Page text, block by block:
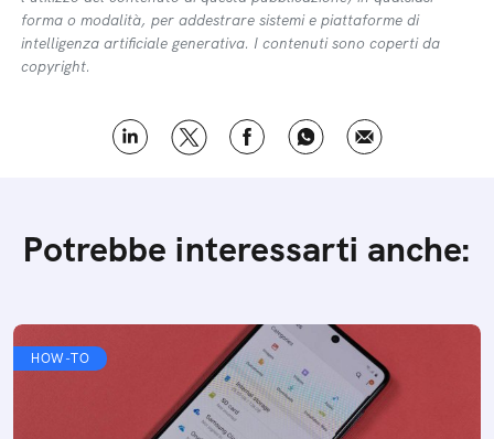
forma o modalità, per addestrare sistemi e piattaforme di
intelligenza artificiale generativa. I contenuti sono coperti da
copyright.
Potrebbe interessarti anche:
HOW-TO